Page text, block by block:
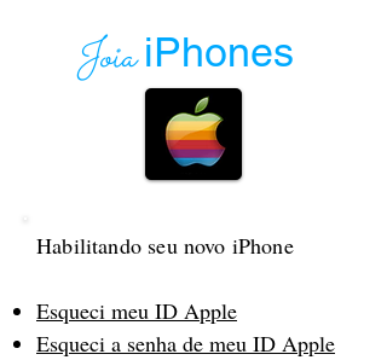
Joia iPhones
Habilitando seu novo iPhone
Esqueci meu ID Apple
Esqueci a senha de meu ID Apple